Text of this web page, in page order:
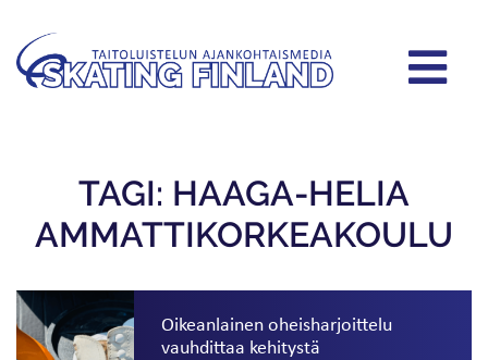
TAGI: HAAGA-HELIA
AMMATTIKORKEAKOULU
Oikeanlainen oheisharjoittelu
vauhdittaa kehitystä